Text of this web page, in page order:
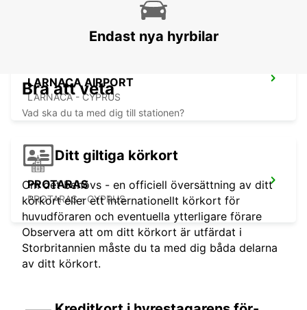
LARNACA AIRPORT
LARNACA - CYPRUS
PROTARAS
PROTARAS - CYPRUS
Endast nya hyrbilar
Bra att veta
Vad ska du ta med dig till stationen?
Ditt giltiga körkort
Om det behövs - en officiell översättning av ditt
körkort eller ett internationellt körkort för
huvudföraren och eventuella ytterligare förare
Observera att om ditt körkort är utfärdat i
Storbritannien måste du ta med dig båda delarna
av ditt körkort.